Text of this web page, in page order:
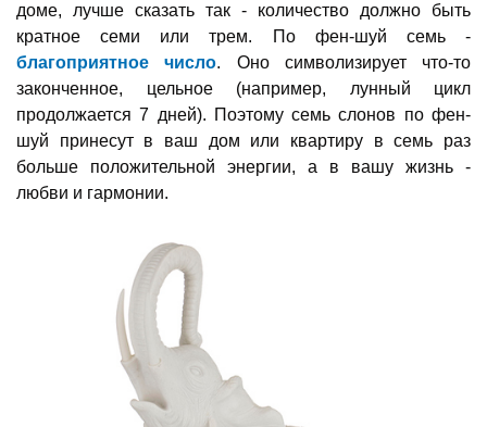
доме, лучше сказать так - количество должно быть
кратное семи или трем. По фен-шуй семь -
благоприятное число. Оно символизирует что-то
законченное, цельное (например, лунный цикл
продолжается 7 дней). Поэтому семь слонов по фен-
шуй принесут в ваш дом или квартиру в семь раз
больше положительной энергии, а в вашу жизнь -
любви и гармонии.